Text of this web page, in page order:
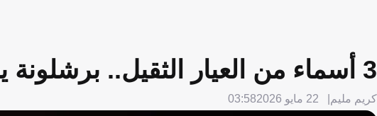
3 أسماء من العيار الثقيل.. برشلونة يحدد أولوياته في الميركاتو
كريم مليم 22 مايو 2026 03:58